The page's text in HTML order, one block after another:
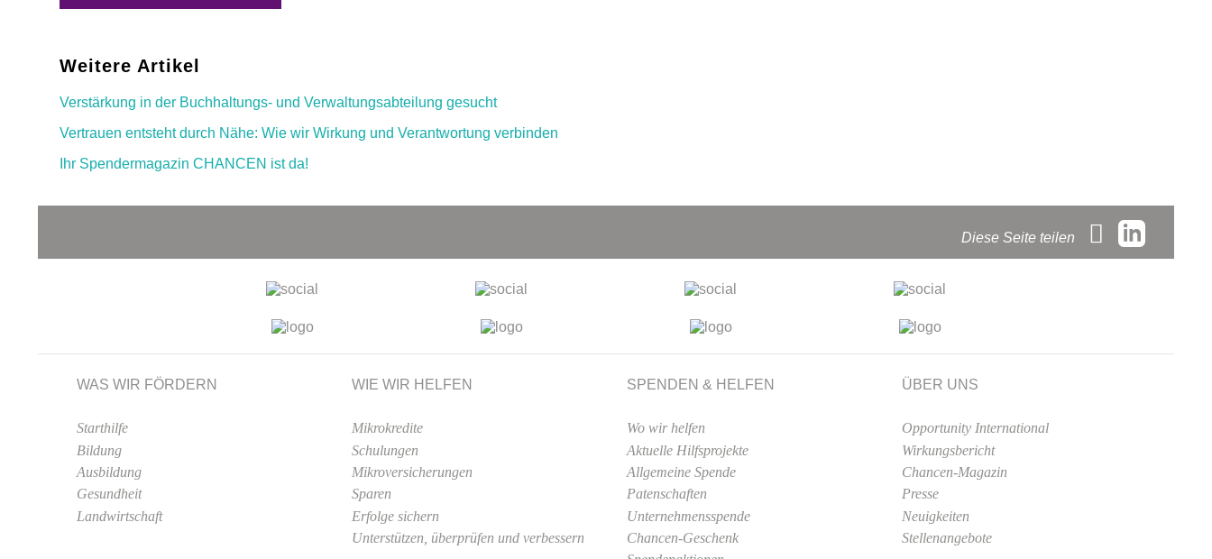
Weitere Artikel
Verstärkung in der Buchhaltungs- und Verwaltungsabteilung gesucht
Vertrauen entsteht durch Nähe: Wie wir Wirkung und Verantwortung verbinden
Ihr Spendermagazin CHANCEN ist da!
Diese Seite teilen
WAS WIR FÖRDERN
Starthilfe
Bildung
Ausbildung
Gesundheit
Landwirtschaft
WIE WIR HELFEN
Mikrokredite
Schulungen
Mikroversicherungen
Sparen
Erfolge sichern
Unterstützen, überprüfen und verbessern
SPENDEN & HELFEN
Wo wir helfen
Aktuelle Hilfsprojekte
Allgemeine Spende
Patenschaften
Unternehmensspende
Chancen-Geschenk
ÜBER UNS
Opportunity International
Wirkungsbericht
Chancen-Magazin
Presse
Neuigkeiten
Stellenangebote